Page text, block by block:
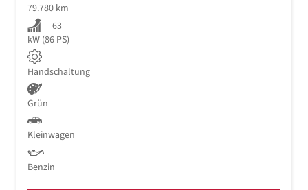
79.780 km
63
kW (86 PS)
Handschaltung
Grün
Kleinwagen
Benzin